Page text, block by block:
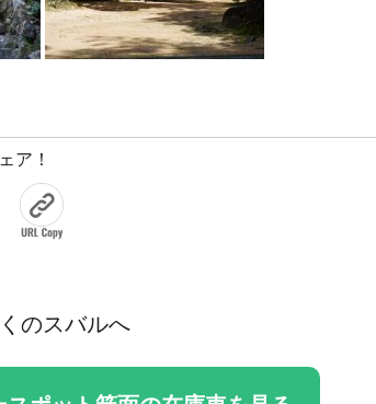
ア！
のスバルへ